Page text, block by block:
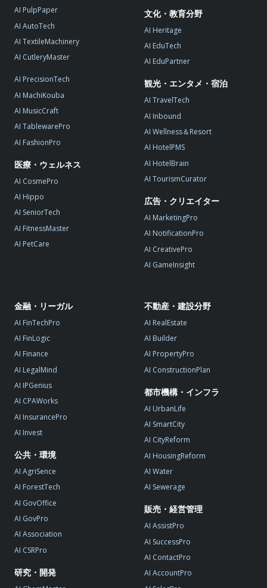
AI PulpPaper
AI AutoTech
AI TextileMachinery
AI CutleryMaster
AI PrecisionTech
AI MachiKouba
AI MusicCraft
AI TablewarePro
AI FashionPro
医療・ウェルネス
AI CosmePro
AI Hippo
AI SeniorTech
AI FitnessMaster
AI PetCare
文化・教育分野
AI Heritage
AI EduTech
AI EduPartner
観光・エンタメ・宿泊
AI TravelTech
AI Inbound
AI Wellness＆Resort
AI HotelPMS
AI HotelBrain
AI TourismCurator
広告・クリエイター
AI MarketingPro
AI NotificationPro
AI CreativePro
AI GameInsight
金融・リーガル
AI FinTechPro
AI FinLogic
AI Finance
AI LegalMind
AI IPGenius
AI CPAWorks
AI InsurancePro
AI Invest
公共・環境
AI AgriSence
AI ForestTech
AI GovOffice
AI GovPro
AI Association
AI CSRPro
研究・開発
不動産・建設分野
AI RealEstate
AI Builder
AI PropertyPro
AI ConstructionPlan
都市機構・インフラ
AI UrbanLife
AI SmartCity
AI CityReform
AI HousingReform
AI Water
AI Sewerage
販売・経営管理
AI AssistPro
AI SuccessPro
AI ContactPro
AI AccountPro